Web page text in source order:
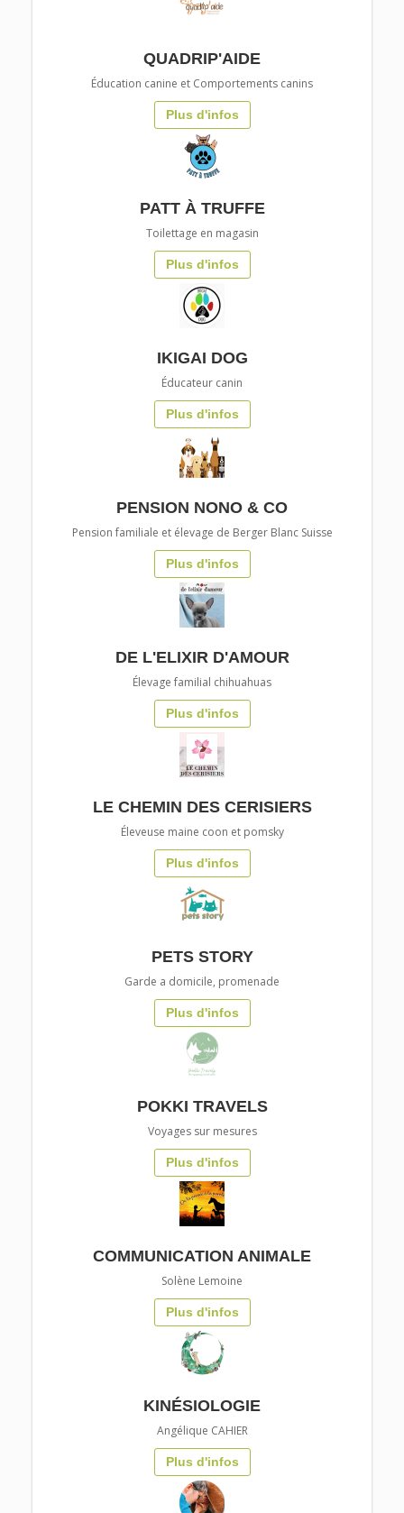
QUADRIP'AIDE
Éducation canine et Comportements canins
Plus d'infos
PATT À TRUFFE
Toilettage en magasin
Plus d'infos
IKIGAI DOG
Éducateur canin
Plus d'infos
PENSION NONO & CO
Pension familiale et élevage de Berger Blanc Suisse
Plus d'infos
DE L'ELIXIR D'AMOUR
Élevage familial chihuahuas
Plus d'infos
LE CHEMIN DES CERISIERS
Éleveuse maine coon et pomsky
Plus d'infos
PETS STORY
Garde a domicile, promenade
Plus d'infos
POKKI TRAVELS
Voyages sur mesures
Plus d'infos
COMMUNICATION ANIMALE
Solène Lemoine
Plus d'infos
KINÉSIOLOGIE
Angélique CAHIER
Plus d'infos